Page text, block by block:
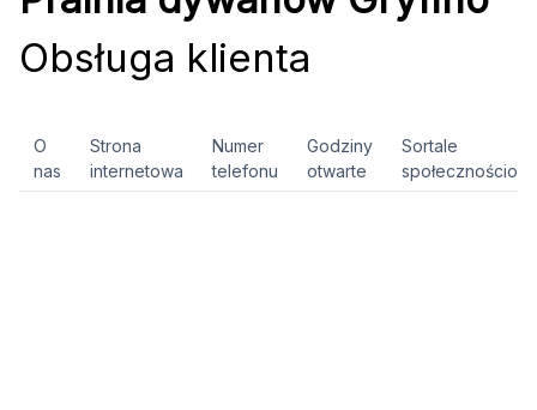
Obsługa klienta
O
nas
Strona
internetowa
Numer
telefonu
Godziny
otwarte
Sortale